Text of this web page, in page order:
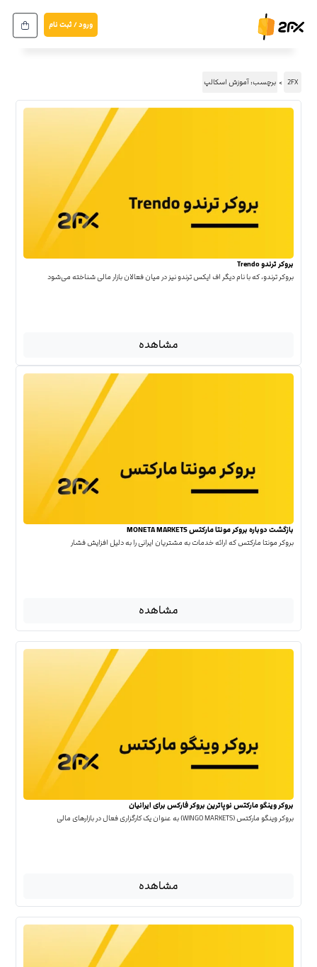
ورود / ثبت نام
2FX برچسب: آموزش اسکالپ
بروکر ترندو Trendo
بروکر ترندو، که با نام دیگر اف ایکس ترندو نیز در میان فعالان بازار مالی شناخته می‌شود
مشاهده
بازگشت دوباره بروکر مونتا مارکتس MONETA MARKETS
بروکر مونتا مارکتس که ارائه خدمات به مشتریان ایرانی را به دلیل افزایش فشار
مشاهده
بروکر وینگو مارکتس نوپاترین بروکر فارکس برای ایرانیان
بروکر وینگو مارکتس (WINGO MARKETS) به عنوان یک کارگزاری فعال در بازارهای مالی
مشاهده